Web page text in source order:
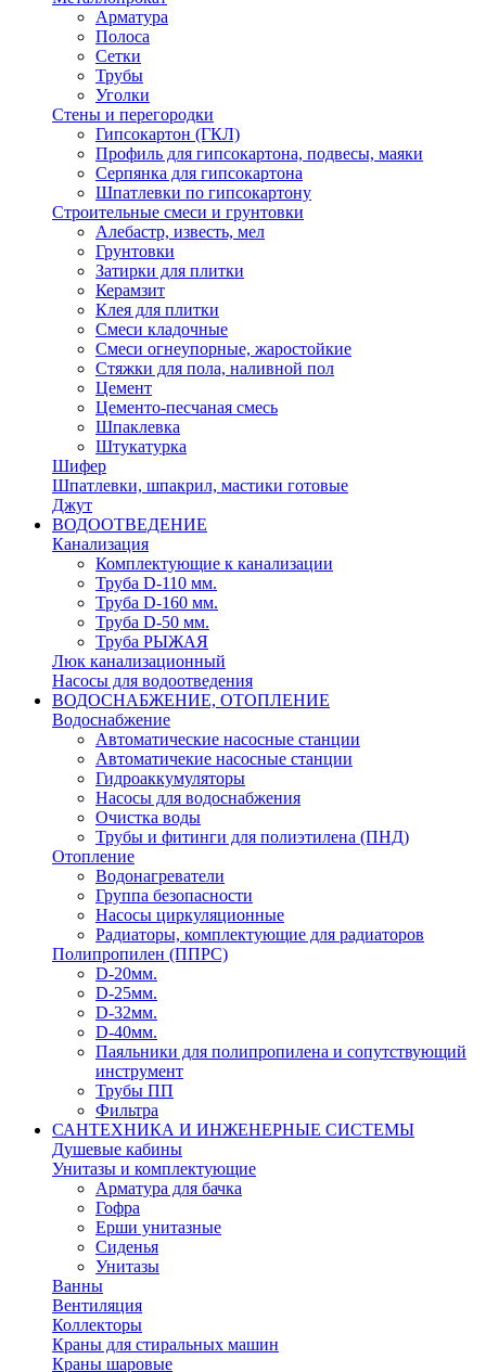
Арматура
Полоса
Сетки
Трубы
Уголки
Стены и перегородки
Гипсокартон (ГКЛ)
Профиль для гипсокартона, подвесы, маяки
Серпянка для гипсокартона
Шпатлевки по гипсокартону
Строительные смеси и грунтовки
Алебастр, известь, мел
Грунтовки
Затирки для плитки
Керамзит
Клея для плитки
Смеси кладочные
Смеси огнеупорные, жаростойкие
Стяжки для пола, наливной пол
Цемент
Цементо-песчаная смесь
Шпаклевка
Штукатурка
Шифер
Шпатлевки, шпакрил, мастики готовые
Джут
ВОДООТВЕДЕНИЕ
Канализация
Комплектующие к канализации
Труба D-110 мм.
Труба D-160 мм.
Труба D-50 мм.
Труба РЫЖАЯ
Люк канализационный
Насосы для водоотведения
ВОДОСНАБЖЕНИЕ, ОТОПЛЕНИЕ
Водоснабжение
Автоматичеcкие насосные станции
Автоматичекие насосные станции
Гидроаккумуляторы
Насосы для водоснабжения
Очистка воды
Трубы и фитинги для полиэтилена (ПНД)
Отопление
Водонагреватели
Группа безопасности
Насосы циркуляционные
Радиаторы, комплектующие для радиаторов
Полипропилен (ППРС)
D-20мм.
D-25мм.
D-32мм.
D-40мм.
Паяльники для полипропилена и сопутствующий
инструмент
Трубы ПП
Фильтра
САНТЕХНИКА И ИНЖЕНЕРНЫЕ СИСТЕМЫ
Душевые кабины
Унитазы и комплектующие
Арматура для бачка
Гофра
Ерши унитазные
Сиденья
Унитазы
Ванны
Вентиляция
Коллекторы
Краны для стиральных машин
Краны шаровые